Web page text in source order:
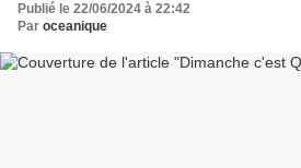
Publié le 22/06/2024 à 22:42
Par oceanique